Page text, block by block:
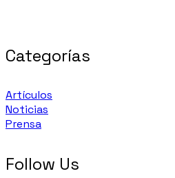
Categorías
Artículos
Noticias
Prensa
Follow Us